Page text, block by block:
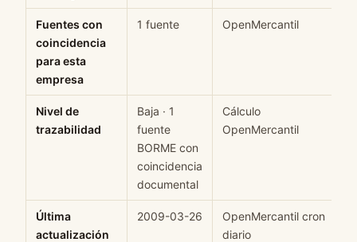
Fuentes con
coincidencia
para esta
empresa
1 fuente OpenMercantil
Nivel de
trazabilidad
Baja · 1
fuente
BORME con
coincidencia
documental
Cálculo
OpenMercantil
Última
actualización
2009-03-26
OpenMercantil cron
diario